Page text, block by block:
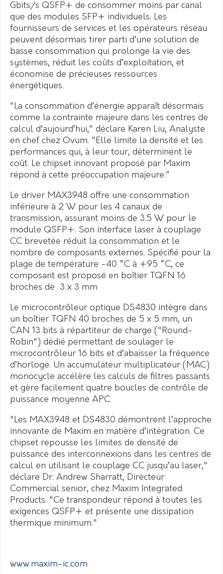
Gbits/s QSFP+ de consommer moins par canal
que des modules SFP+ individuels. Les
fournisseurs de services et les opérateurs réseau
peuvent désormais tirer parti d’une solution de
basse consommation qui prolonge la vie des
systèmes, réduit les coûts d’exploitation, et
économise de précieuses ressources
énergétiques.
"La consommation d’énergie apparaît désormais
comme la contrainte majeure dans les centres de
calcul d’aujourd’hui," déclare Karen Liu, Analyste
en chef chez Ovum. "Elle limite la densité et les
performances qui, à leur tour, déterminent le
coût. Le chipset innovant proposé par Maxim
répond à cette préoccupation majeure."
Le driver MAX3948 offre une consommation
inférieure à 2 W pour les 4 canaux de
transmission, assurant moins de 3.5 W pour le
module QSFP+. Son interface laser à couplage
CC brevetée réduit la consommation et le
nombre de composants externes. Spécifié pour la
plage de température -40 °C à +95 °C, ce
composant est proposé en boîtier TQFN 16
broches de 3 x 3 mm
Le microcontrôleur optique DS4830 intègre dans
un boîtier TQFN 40 broches de 5 x 5 mm, un
CAN 13 bits à répartiteur de charge ("Round-
Robin") dédié permettant de soulager le
microcontrôleur 16 bits et d’abaisser la fréquence
d’horloge. Un accumulateur multiplicateur (MAC)
monocycle accélère les calculs de filtres passants
et gère facilement quatre boucles de contrôle de
puissance moyenne APC.
"Les MAX3948 et DS4830 démontrent l’approche
innovante de Maxim en matière d’intégration. Ce
chipset repousse les limites de densité de
puissance des interconnexions dans les centres de
calcul en utilisant le couplage CC jusqu’au laser,"
déclare Dr. Andrew Sharratt, Directeur
Commercial senior, chez Maxim Integrated
Products. "Ce transpondeur répond à toutes les
exigences QSFP+ et présente une dissipation
thermique minimum."
www.maxim-ic.com